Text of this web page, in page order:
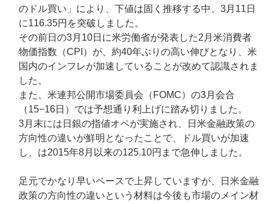
のドル買い」により、下値は固く推移する中、3月11日
に116.35円を突破しました。
その前日の3月10日に米労働省が発表した2月米消費者
物価指数（CPI）が、約40年ぶりの高い伸びとなり、米
国内のインフレが加速していることが改めて認識されま
した。
また、米連邦公開市場委員会（FOMC）の3月会合
（15−16日）では予想通り利上げに踏み切りました。
3月末には日銀の指値オペが実施され、日米金融政策の
方向性の違いが鮮明となったことで、ドル買いが加速
し、は2015年8月以来の125.10円まで急伸しました。
足元でかなり早いペースで上昇していますが、日米金融
政策の方向性の違いという材料は今後も市場のメイン材